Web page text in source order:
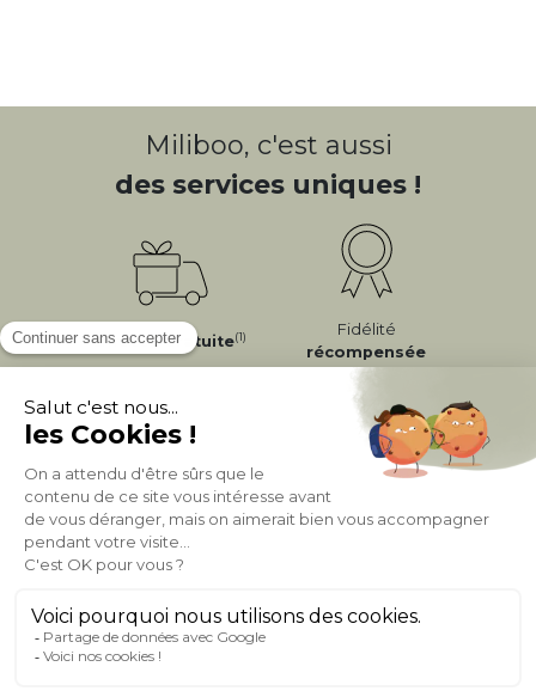
Miliboo, c'est aussi
des services uniques !
LivraisonGratuite(1)
Fidélité
récompensée
Expéditionen
24/72h
Appelez-nous Au
050 92 00 74